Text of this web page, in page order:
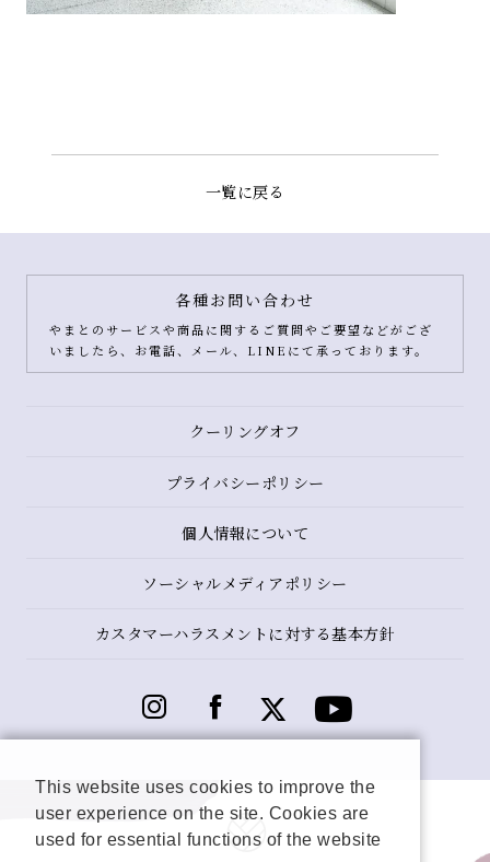
一覧に戻る
各種お問い合わせ
やまとのサービスや商品に関するご質問やご要望などがござ
いましたら、お電話、メール、LINEにて承っております。
クーリングオフ
プライバシーポリシー
個人情報について
ソーシャルメディアポリシー
カスタマーハラスメントに対する基本方針
This website uses cookies to improve the
user experience on the site. Cookies are
used for essential functions of the website